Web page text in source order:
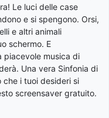
Le luci delle case
e si spengono. Orsi,
e altri animali
schermo. E
piacevole musica di
Una vera Sinfonia di
che i tuoi desideri si
screensaver gratuito.